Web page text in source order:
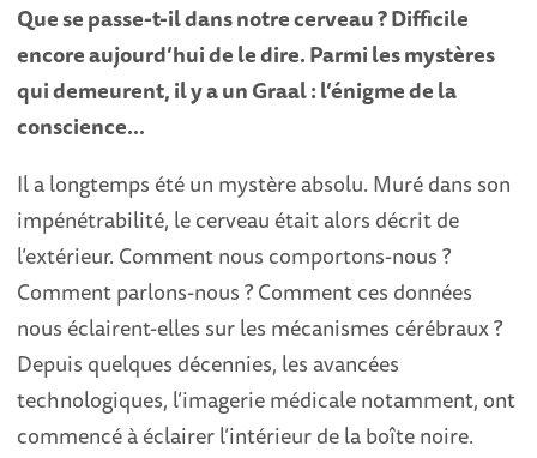
Que se passe-t-il dans notre cerveau ? Difficile
encore aujourd’hui de le dire. Parmi les mystères
qui demeurent, il y a un Graal : l’énigme de la
conscience…
Il a longtemps été un mystère absolu. Muré dans son
impénétrabilité, le cerveau était alors décrit de
l’extérieur. Comment nous comportons-nous ?
Comment parlons-nous ? Comment ces données
nous éclairent-elles sur les mécanismes cérébraux ?
Depuis quelques décennies, les avancées
technologiques, l’imagerie médicale notamment, ont
commencé à éclairer l’intérieur de la boîte noire.